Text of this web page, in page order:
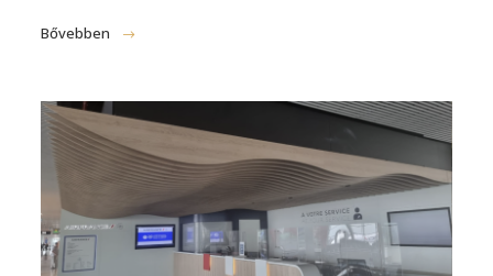
Bővebben